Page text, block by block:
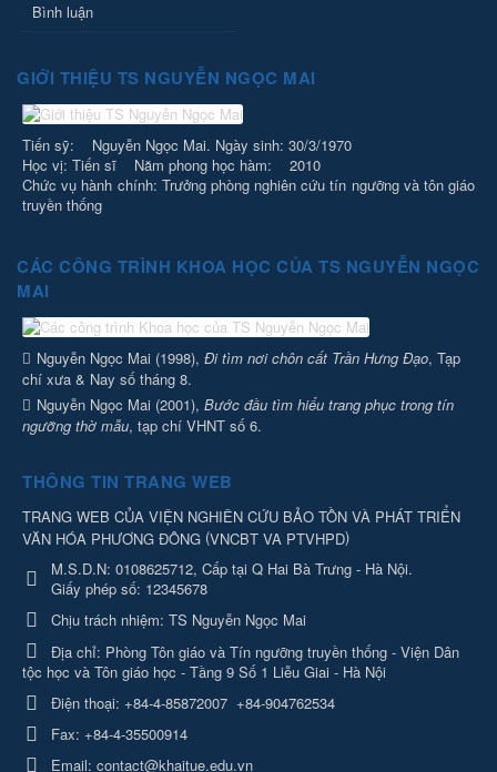
Bình luận
GIỚI THIỆU TS NGUYỄN NGỌC MAI
Tiến sỹ: Nguyễn Ngọc Mai. Ngày sinh: 30/3/1970
Học vị: Tiến sĩ Năm phong học hàm: 2010
Chức vụ hành chính: Trưởng phòng nghiên cứu tín ngưỡng và tôn giáo
truyền thống
CÁC CÔNG TRÌNH KHOA HỌC CỦA TS NGUYỄN NGỌC
MAI
Nguyễn Ngọc Mai (1998), Đi tìm nơi chôn cất Trần Hưng Đạo, Tạp
chí xưa & Nay số tháng 8.
Nguyễn Ngọc Mai (2001), Bước đầu tìm hiểu trang phục trong tín
ngưỡng thờ mẫu, tạp chí VHNT số 6.
THÔNG TIN TRANG WEB
TRANG WEB CỦA VIỆN NGHIÊN CỨU BẢO TỒN VÀ PHÁT TRIỂN
VĂN HÓA PHƯƠNG ĐÔNG (VNCBT VA PTVHPD)
M.S.D.N: 0108625712, Cấp tại Q Hai Bà Trưng - Hà Nội.
Giấy phép số: 12345678
Chịu trách nhiệm: TS Nguyễn Ngọc Mai
Địa chỉ: Phòng Tôn giáo và Tín ngưỡng truyền thống - Viện Dân
tộc học và Tôn giáo học - Tầng 9 Số 1 Liễu Giai - Hà Nội
Điện thoại: +84-4-85872007 +84-904762534
Fax: +84-4-35500914
Email: contact@khaitue.edu.vn